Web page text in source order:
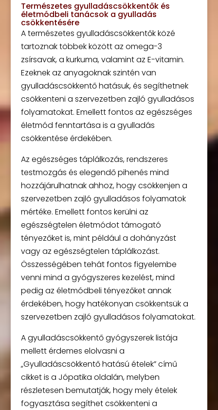
Természetes gyulladáscsökkentők és
életmódbeli tanácsok a gyulladás
csökkentésére
A természetes gyulladáscsökkentők közé
tartoznak többek között az omega-3
zsírsavak, a kurkuma, valamint az E-vitamin.
Ezeknek az anyagoknak szintén van
gyulladáscsökkentő hatásuk, és segíthetnek
csökkenteni a szervezetben zajló gyulladásos
folyamatokat. Emellett fontos az egészséges
életmód fenntartása is a gyulladás
csökkentése érdekében.
Az egészséges táplálkozás, rendszeres
testmozgás és elegendő pihenés mind
hozzájárulhatnak ahhoz, hogy csökkenjen a
szervezetben zajló gyulladásos folyamatok
mértéke. Emellett fontos kerülni az
egészségtelen életmódot támogató
tényezőket is, mint például a dohányzást
vagy az egészségtelen táplálkozást.
Összességében tehát fontos figyelembe
venni mind a gyógyszeres kezelést, mind
pedig az életmódbeli tényezőket annak
érdekében, hogy hatékonyan csökkentsük a
szervezetben zajló gyulladásos folyamatokat.
A gyulladáscsökkentő gyógyszerek listája
mellett érdemes elolvasni a
„Gyulladáscsökkentő hatású ételek” című
cikket is a Jópatika oldalán, melyben
részletesen bemutatják, hogy mely ételek
fogyasztása segíthet csökkenteni a